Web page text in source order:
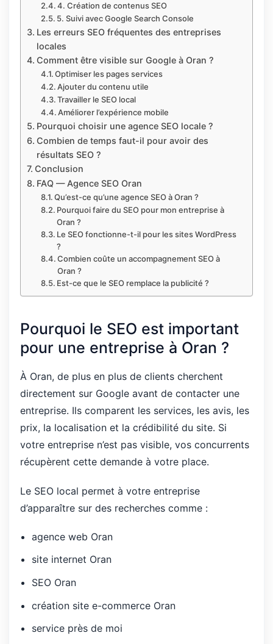
4. Création de contenus SEO
5. Suivi avec Google Search Console
Les erreurs SEO fréquentes des entreprises
locales
Comment être visible sur Google à Oran ?
Optimiser les pages services
Ajouter du contenu utile
Travailler le SEO local
Améliorer l’expérience mobile
Pourquoi choisir une agence SEO locale ?
Combien de temps faut-il pour avoir des
résultats SEO ?
Conclusion
FAQ — Agence SEO Oran
Qu’est-ce qu’une agence SEO à Oran ?
Pourquoi faire du SEO pour mon entreprise à
Oran ?
Le SEO fonctionne-t-il pour les sites WordPress
?
Combien coûte un accompagnement SEO à
Oran ?
Est-ce que le SEO remplace la publicité ?
Pourquoi le SEO est important
pour une entreprise à Oran ?
À Oran, de plus en plus de clients cherchent
directement sur Google avant de contacter une
entreprise. Ils comparent les services, les avis, les
prix, la localisation et la crédibilité du site. Si
votre entreprise n’est pas visible, vos concurrents
récupèrent cette demande à votre place.
Le SEO local permet à votre entreprise
d’apparaître sur des recherches comme :
agence web Oran
site internet Oran
SEO Oran
création site e-commerce Oran
service près de moi